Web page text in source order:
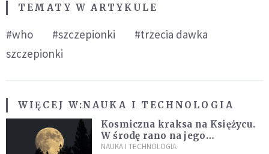
TEMATY W ARTYKULE
#who #szczepionki
#trzecia dawka
szczepionki
WIĘCEJ W:NAUKA I TECHNOLOGIA
Kosmiczna kraksa na Księżycu.
W środę rano na jego
powierzchni dojdzie do
NAUKA I TECHNOLOGIA